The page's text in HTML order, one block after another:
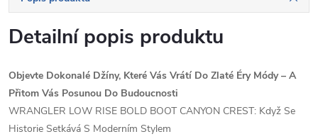
Detailní popis produktu
Objevte Dokonalé Džíny, Které Vás Vrátí Do Zlaté Éry Módy – A
Přitom Vás Posunou Do Budoucnosti
WRANGLER LOW RISE BOLD BOOT CANYON CREST: Když Se
Historie Setkává S Moderním Stylem